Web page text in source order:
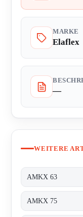
MARKE
Elaflex
—
WEITERE
AMKX 63
AMKX 75